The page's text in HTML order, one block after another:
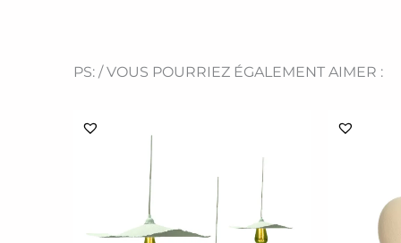
PS: / VOUS POURRIEZ ÉGALEMENT AIMER :
Les